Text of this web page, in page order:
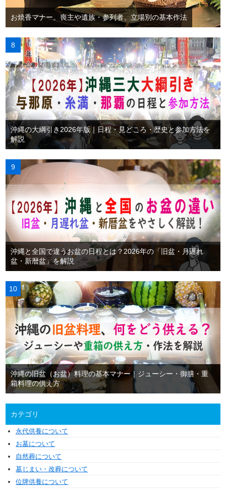
お焼香マナー。喪主や遺族・参列者、立場別の基本作法
沖縄の大綱引き2026年版｜日程・見どころ・歴史と参加方法を
解説
沖縄と全国で違うお盆の日程とは？2026年の「旧盆・月遅れ
盆・新暦盆」を解説
沖縄の旧盆（お盆）料理の基本マナー｜ジューシー・御膳・重
箱料理の供え方
カテゴリ
永代供養について
お墓について
自然葬について
墓じまい・改葬について
位牌供養について